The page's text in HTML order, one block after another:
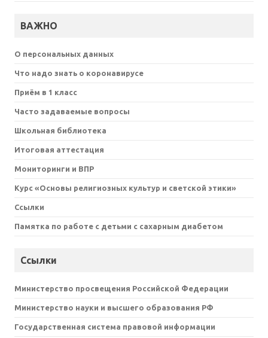
ВАЖНО
О персональных данных
Что надо знать о коронавирусе
Приём в 1 класс
Часто задаваемые вопросы
Школьная библиотека
Итоговая аттестация
Мониторинги и ВПР
Курс «Основы религиозных культур и светской этики»
Ссылки
Памятка по работе с детьми с сахарным диабетом
Ссылки
Министерство просвещения Российской Федерации
Министерство науки и высшего образования РФ
Государственная система правовой информации